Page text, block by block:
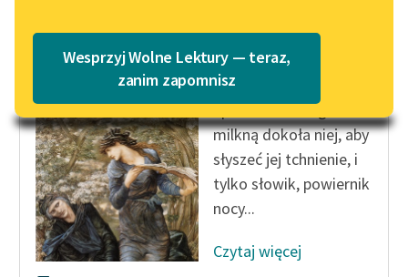
Lektury szkolne i klasyka
literatury do słuchania dla
uczennic i uczniów z
niepełnosprawnościami
E-kolekcja lektur
szkolnych i literatury do
słuchania dla uczennic i
uczniów z
niepełnosprawnościami
Katalog w formacie PDF
Wesprzyj Wolne Lektury — teraz,
zanim zapomnisz
Maurice Maeterlinck
Joyzella
Śpi. Tchnienia ogrodu
milkną dokoła niej, aby
słyszeć jej tchnienie, i
tylko słowik, powiernik
nocy...
Czytaj więcej